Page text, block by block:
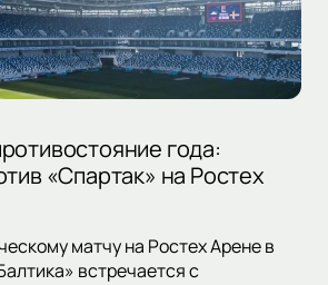
года:
«Спартак» на Ростех
матчу на Ростех Арене в
встречается с